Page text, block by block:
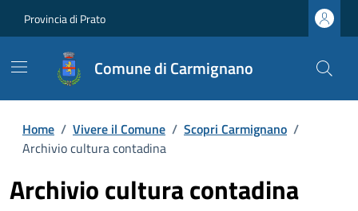
Provincia di Prato
Comune di Carmignano
Home / Vivere il Comune / Scopri Carmignano /
Archivio cultura contadina
Archivio cultura contadina